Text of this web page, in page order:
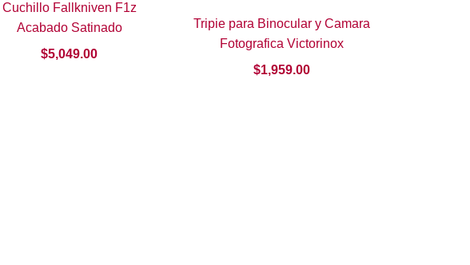
Cuchillo Fallkniven F1z
Acabado Satinado
$5,049.00
Tripie para Binocular y Camara
Fotografica Victorinox
$1,959.00